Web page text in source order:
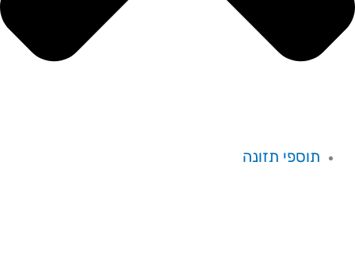
תוספי תזונה